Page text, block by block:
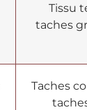
Tissu
taches
Taches